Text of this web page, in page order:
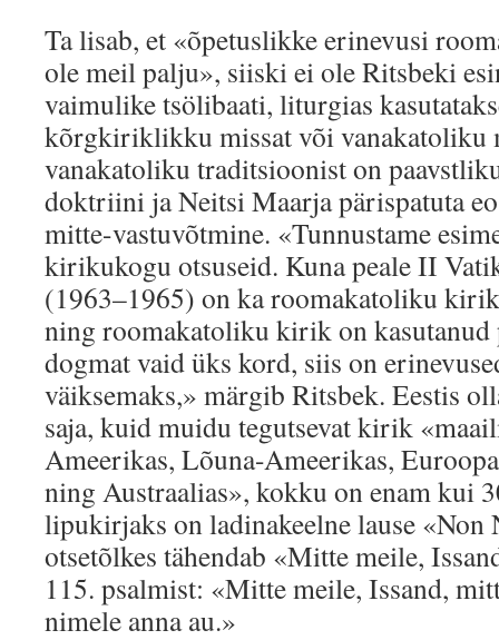
Ta lisab, et «õpetuslikke erinevusi
ole meil palju», siiski ei ole Ritsbeki
vaimulike tsölibaati, liturgias
kõrgkiriklikku missat või vanakatoliku
vanakatoliku traditsioonist on
doktriini ja Neitsi Maarja pärispatuta
mitte-vastuvõtmine. «Tunnustame
kirikukogu otsuseid. Kuna peale II
(1963–1965) on ka roomakatoliku
ning roomakatoliku kirik on kasutanud
dogmat vaid üks kord, siis on
väiksemaks,» märgib Ritsbek. Eestis
saja, kuid muidu tegutsevat kirik
Ameerikas, Lõuna-Ameerikas,
ning Austraalias», kokku on enam kui
lipukirjaks on ladinakeelne lause «Non
otsetõlkes tähendab «Mitte meile,
115. psalmist: «Mitte meile, Issand,
nimele anna au.»